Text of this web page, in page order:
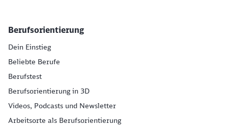
Berufsorientierung
Dein Einstieg
Beliebte Berufe
Berufstest
Berufsorientierung in 3D
Videos, Podcasts und Newsletter
Arbeitsorte als Berufsorientierung